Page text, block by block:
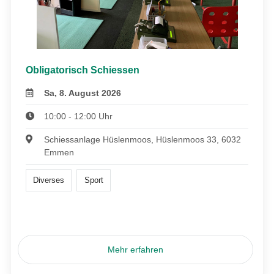
Obligatorisch Schiessen
Sa, 8. August 2026
10:00 - 12:00 Uhr
Schiessanlage Hüslenmoos, Hüslenmoos 33, 6032
Emmen
Diverses Sport
Mehr erfahren